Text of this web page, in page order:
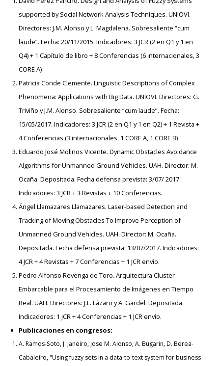
supported by Social Network Analysis Techniques. UNIOVI.
Directores: J.M. Alonso y L. Magdalena. Sobresaliente “cum
laude”. Fecha: 20/11/2015. Indicadores: 3 JCR (2 en Q1 y 1 en
Q4) + 1 Capítulo de libro + 8 Conferencias (6 internacionales, 3
CORE A)
Patricia Conde Clemente. Linguistic Descriptions of Complex
Phenomena: Applications with Big Data. UNIOVI. Directores: G.
Triviño y J.M. Alonso. Sobresaliente “cum laude”. Fecha:
15/05/2017. Indicadores: 3 JCR (2 en Q1 y 1 en Q2) + 1 Revista +
4 Conferencias (3 internacionales, 1 CORE A, 1 CORE B)
Eduardo José Molinos Vicente. Dynamic Obstacles Avoidance
Algorithms for Unmanned Ground Vehicles. UAH. Director: M.
Ocaña. Depositada. Fecha defensa prevista: 3/07/ 2017.
Indicadores: 3 JCR + 3 Revistas + 10 Conferencias.
Ángel Llamazares Llamazares. Laser-based Detection and
Tracking of Moving Obstacles To Improve Perception of
Unmanned Ground Vehicles. UAH. Director: M. Ocaña.
Depositada. Fecha defensa prevista: 13/07/2017. Indicadores:
4 JCR + 4 Revistas + 7 Conferencias + 1 JCR envío.
Pedro Alfonso Revenga de Toro. Arquitectura Cluster
Embarcable para el Procesamiento de Imágenes en Tiempo
Real. UAH. Directores: J.L. Lázaro y A. Gardel. Depositada.
Indicadores: 1 JCR + 4 Conferencias + 1 JCR envío.
Publicaciones en congresos:
A. Ramos-Soto, J. Janeiro, Jose M. Alonso, A. Bugarin, D. Berea-
Cabaleiro, "Using fuzzy sets in a data-to-text system for business